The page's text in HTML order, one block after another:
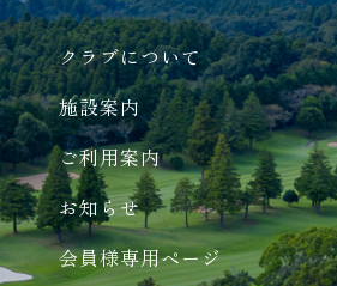
クラブについて
施設案内
ご利用案内
お知らせ
会員様専用ページ